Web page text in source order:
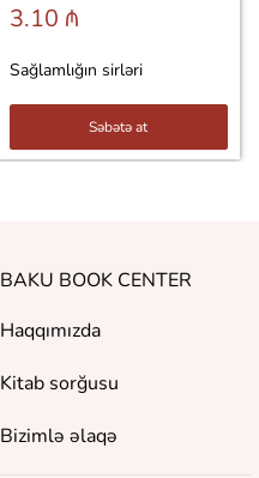
3.10 ₼
Sağlamlığın sirləri
Səbətə at
BAKU BOOK CENTER
Haqqımızda
Kitab sorğusu
Bizimlə əlaqə